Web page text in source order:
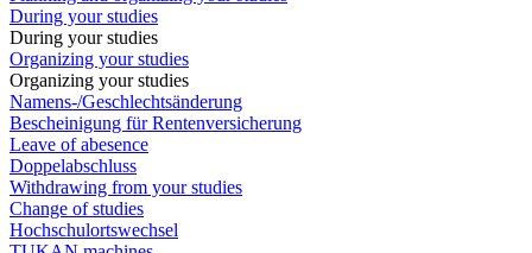
During your studies
During your studies
Organizing your studies
Organizing your studies
Namens-/Geschlechtsänderung
Bescheinigung für Rentenversicherung
Leave of abesence
Doppelabschluss
Withdrawing from your studies
Change of studies
Hochschulortswechsel